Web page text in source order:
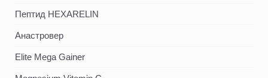
Пептид HEXARELIN
Анастровер
Elite Mega Gainer